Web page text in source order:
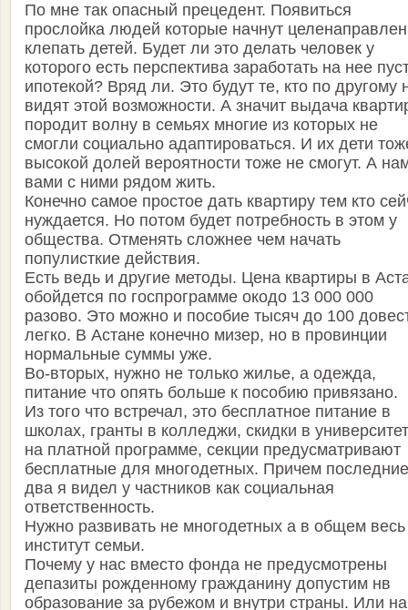
По мне так опасный прецедент. Появиться
прослойка людей которые начнут
клепать детей. Будет ли это делать человек у
которого есть перспектива заработать на нее
ипотекой? Вряд ли. Это будут те, кто по другому
видят этой возможности. А значит выдача
породит волну в семьях многие из которых не
смогли социально адаптироваться. И их дети
высокой долей вероятности тоже не смогут. А
вами с ними рядом жить.
Конечно самое простое дать квартиру тем кто
нуждается. Но потом будет потребность в этом у
общества. Отменять сложнее чем начать
популисткие действия.
Есть ведь и другие методы. Цена квартиры в
обойдется по госпрограмме окодо 13 000 000
разово. Это можно и пособие тысяч до 100
легко. В Астане конечно мизер, но в провинции
нормальные суммы уже.
Во-вторых, нужно не только жилье, а одежда,
питание что опять больше к пособию привязано.
Из того что встречал, это бесплатное питание в
школах, гранты в колледжи, скидки в
на платной программе, секции предусматривают
бесплатные для многодетных. Причем последние
два я видел у частников как социальная
ответственность.
Нужно развивать не многодетных а в общем весь
институт семьи.
Почему у нас вместо фонда не предусмотрены
депазиты рожденному гражданину допустим нв
образование за рубежом и внутри страны. Или на